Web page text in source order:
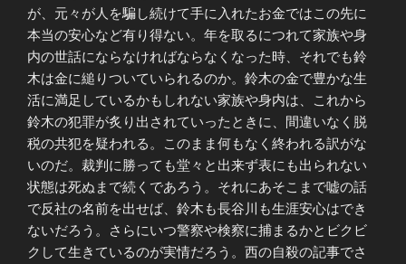
が、元々が人を騙し続けて手に入れたお金ではこの先に
本当の安心など有り得ない。年を取るにつれて家族や身
内の世話にならなければならなくなった時、それでも鈴
木は金に縋りついていられるのか。鈴木の金で豊かな生
活に満足しているかもしれない家族や身内は、これから
鈴木の犯罪が炙り出されていったときに、間違いなく脱
税の共犯を疑われる。このまま何もなく終われる訳がな
いのだ。裁判に勝っても堂々と出来ず表にも出られない
状態は死ぬまで続くであろう。それにあそこまで嘘の話
で反社の名前を出せば、鈴木も長谷川も生涯安心はでき
ないだろう。さらにいつ警察や検察に捕まるかとビクビ
クして生きているのが実情だろう。西の自殺の記事でさ